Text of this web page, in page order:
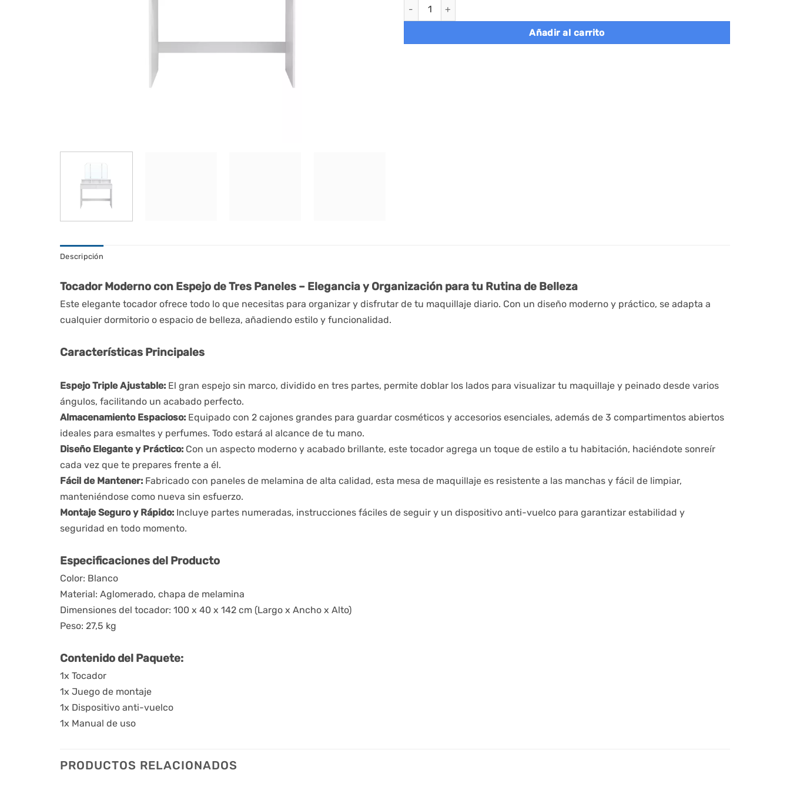
Tocador con Espejo Plegable con 2 Cajones y 3 Compartimentos cantidad
Añadir al carrito
Descripción
Tocador Moderno con Espejo de Tres Paneles – Elegancia y Organización para tu Rutina de Belleza
Este elegante tocador ofrece todo lo que necesitas para organizar y disfrutar de tu maquillaje diario. Con un diseño moderno y práctico, se adapta a
cualquier dormitorio o espacio de belleza, añadiendo estilo y funcionalidad.
Características Principales
Espejo Triple Ajustable: El gran espejo sin marco, dividido en tres partes, permite doblar los lados para visualizar tu maquillaje y peinado desde varios
ángulos, facilitando un acabado perfecto.
Almacenamiento Espacioso: Equipado con 2 cajones grandes para guardar cosméticos y accesorios esenciales, además de 3 compartimentos abiertos
ideales para esmaltes y perfumes. Todo estará al alcance de tu mano.
Diseño Elegante y Práctico: Con un aspecto moderno y acabado brillante, este tocador agrega un toque de estilo a tu habitación, haciéndote sonreír
cada vez que te prepares frente a él.
Fácil de Mantener: Fabricado con paneles de melamina de alta calidad, esta mesa de maquillaje es resistente a las manchas y fácil de limpiar,
manteniéndose como nueva sin esfuerzo.
Montaje Seguro y Rápido: Incluye partes numeradas, instrucciones fáciles de seguir y un dispositivo anti-vuelco para garantizar estabilidad y
seguridad en todo momento.
Especificaciones del Producto
Color: Blanco
Material: Aglomerado, chapa de melamina
Dimensiones del tocador: 100 x 40 x 142 cm (Largo x Ancho x Alto)
Peso: 27,5 kg
Contenido del Paquete:
1x Tocador
1x Juego de montaje
1x Dispositivo anti-vuelco
1x Manual de uso
PRODUCTOS RELACIONADOS